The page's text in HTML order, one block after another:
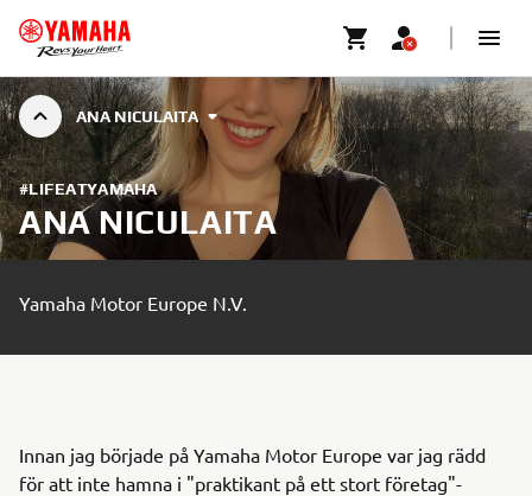
ANA NICULAITA
#LIFEATYAMAHA
ANA NICULAITA
Yamaha Motor Europe N.V.
Innan jag började på Yamaha Motor Europe var jag rädd
för att inte hamna i "praktikant på ett stort företag"-